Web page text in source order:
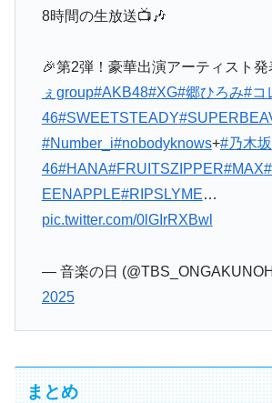
8時間の生放送📺🎶
🎉第2弾！豪華出演アーティスト発
ぇgroup#AKB48#XG#郷ひろみ#コ
46#SWEETSTEADY
#Number_i#nobodyknows+#乃木坂
46#HANA#FRUITSZIPPER#MAX
EENAPPLE#RIPSLYME…
pic.twitter.com/0lGIrRXBwl
— 音楽の日
2025
まとめ